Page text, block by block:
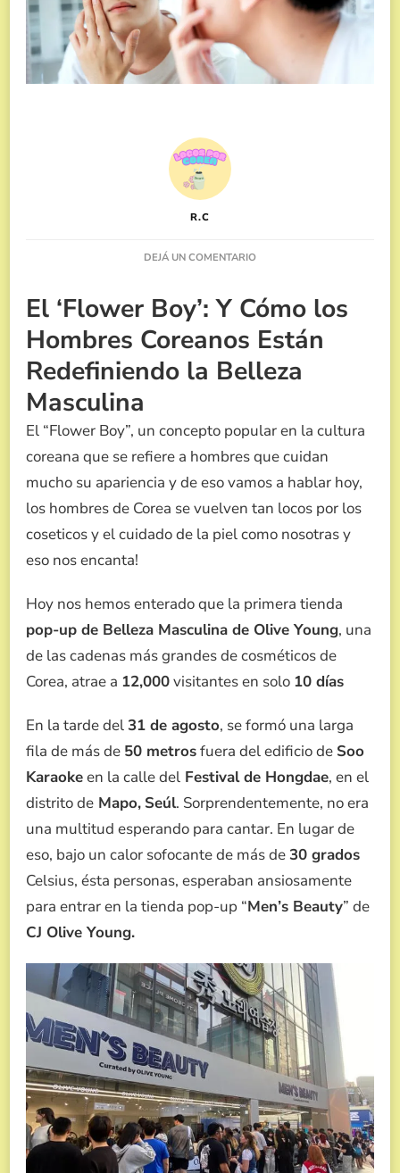
R.C
DEJÁ UN COMENTARIOEN
DEL
BOY’:
BELLEZA
MASCULINA
El ‘Flower Boy’: Y Cómo los
Hombres Coreanos Están
Redefiniendo la Belleza
Masculina
El “Flower Boy”, un concepto popular en la cultura
coreana que se refiere a hombres que cuidan
mucho su apariencia y de eso vamos a hablar hoy,
los hombres de Corea se vuelven tan locos por los
coseticos y el cuidado de la piel como nosotras y
eso nos encanta!
Hoy nos hemos enterado que la primera tienda
pop-up de Belleza Masculina de Olive Young, una
de las cadenas más grandes de cosméticos de
Corea, atrae a 12,000visitantes en solo 10 días
En la tarde del31 de agosto, se formó una larga
fila de más de 50 metrosfuera del edificio de Soo
Karaokeen la calle del Festival de Hongdae, en el
distrito de Mapo, Seúl. Sorprendentemente, no era
una multitud esperando para cantar. En lugar de
eso, bajo un calor sofocante de más de30 grados
Celsius, ésta personas, esperaban ansiosamente
para entrar en la tienda pop-up “Men’s Beauty” de
CJ Olive Young.